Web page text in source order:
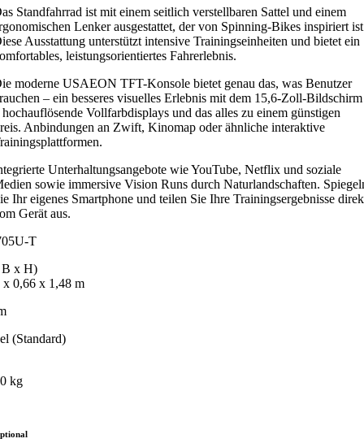
Standfahrrad ist mit einem seitlich verstellbaren Sattel und einem
Lenker ausgestattet, der von Spinning-Bikes inspiriert
Ausstattung unterstützt intensive Trainingseinheiten und bietet ein
leistungsorientiertes Fahrerlebnis.
moderne USAEON TFT-Konsole bietet genau das, was Benutzer
– ein besseres visuelles Erlebnis mit dem 15,6-Zoll-Bildschirm
Vollfarbdisplays und das alles zu einem günstigen
Anbindungen an Zwift, Kinomap oder ähnliche interaktive
Unterhaltungsangebote wie YouTube, Netflix und soziale
sowie immersive Vision Runs durch Naturlandschaften.
Ihr eigenes Smartphone und teilen Sie Ihre Trainingsergebnisse
Gerät aus.
T
x H)
x 0,66 x 1,48 m
(Standard)
kg